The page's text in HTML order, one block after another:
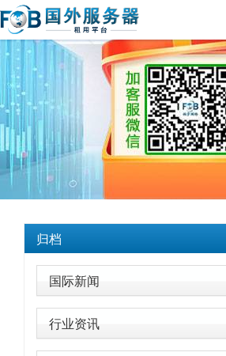
归档
国际新闻
行业资讯